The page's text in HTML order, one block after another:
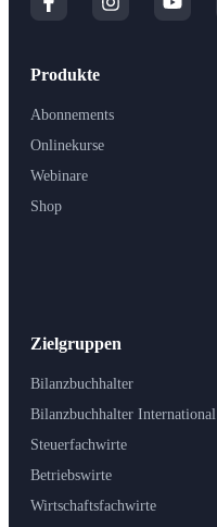
Produkte
Abonnements
Onlinekurse
Webinare
Shop
Zielgruppen
Bilanzbuchhalter
Bilanzbuchhalter International
Steuerfachwirte
Betriebswirte
Wirtschaftsfachwirte